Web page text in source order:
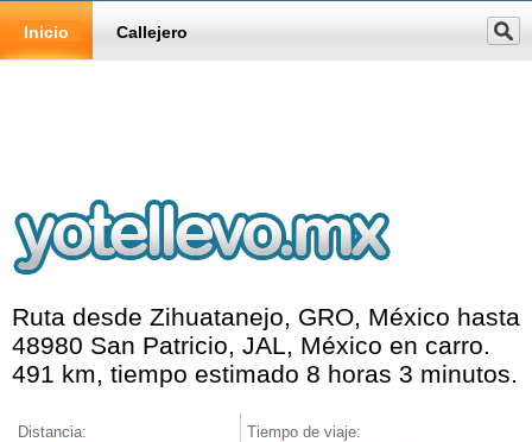
Inicio Callejero
Ruta desde Zihuatanejo, GRO, México hasta
48980 San Patricio, JAL, México en carro.
491 km, tiempo estimado 8 horas 3 minutos.
Distancia: Tiempo de viaje: